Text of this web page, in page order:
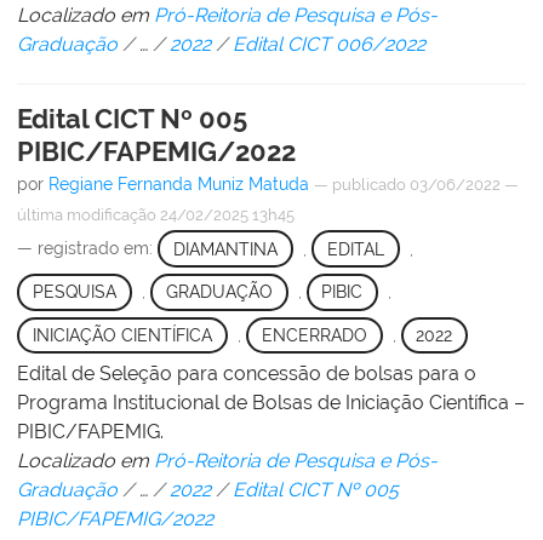
Localizado em Pró-Reitoria de Pesquisa e Pós-
Graduação /… /2022 /Edital CICT 006/2022
Edital CICT Nº 005
PIBIC/FAPEMIG/2022
por Regiane Fernanda Muniz Matuda — publicado 03/06/2022 —
última modificação 24/02/2025 13h45
— registrado em: DIAMANTINA EDITAL
PESQUISA , GRADUAÇÃO , PIBIC ,
INICIAÇÃO CIENTÍFICA ENCERRADO 2022
Edital de Seleção para concessão de bolsas para o
Programa Institucional de Bolsas de Iniciação Científica –
PIBIC/FAPEMIG.
Localizado em Pró-Reitoria de Pesquisa e Pós-
Graduação /… /2022 /Edital CICT Nº 005
PIBIC/FAPEMIG/2022